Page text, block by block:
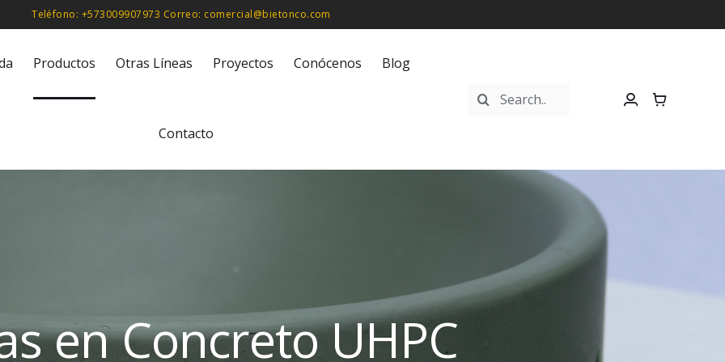
Teléfono: +573009907973 Correo: comercial@bietonco.com
Productos Otras Líneas Proyectos Conócenos Blog
Contacto
Buscar:
en Concreto UHPC